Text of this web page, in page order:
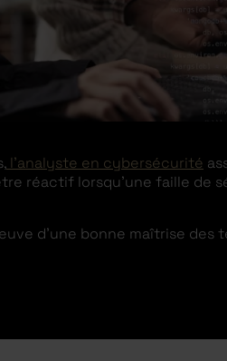
l’analyste en cybersécurité
réactif lorsqu’une faille de
d’une bonne maîtrise